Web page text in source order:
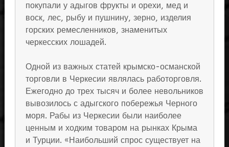
покупали у адыгов фрукты и орехи, мед и
воск, лес, рыбу и пушнину, зерно, изделия
горских ремесленников, знаменитых
черкесских лошадей.
Одной из важных статей крымско-османской
торговли в Черкесии являлась работорговля.
Ежегодно до трех тысяч и более невольников
вывозилось с адыгского побережья Черного
моря. Рабы из Черкесии были наиболее
ценным и ходким товаром на рынках Крыма
и Турции. «Наибольший спрос существует на